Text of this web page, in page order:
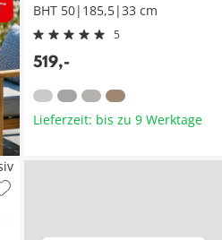
BHT 50|185,5|33 cm
5
519,-
Lieferzeit: bis zu 9 Werktage